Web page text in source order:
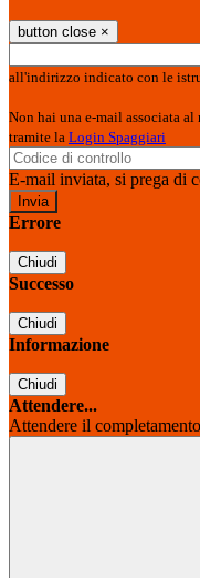
button close ×
all'indirizzo indicato con le
Non hai una e-mail associata
tramite la Login Spaggiari
E-mail inviata, si prega di
Errore
Chiudi
Successo
Chiudi
Informazione
Chiudi
Attendere...
Attendere il